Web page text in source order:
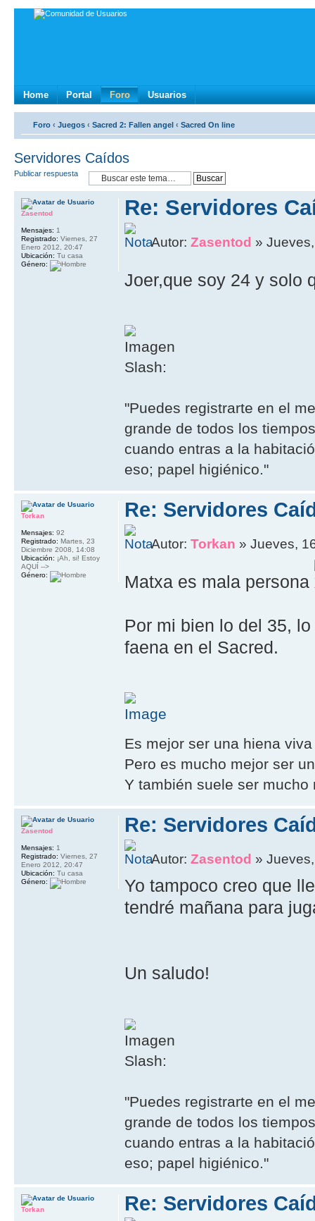
Home Portal Foro Usuarios
Foro ‹ Juegos ‹ Sacred 2: Fallen angel ‹ Sacred On line
Servidores Caídos
Publicar respuesta
Re: Servidores
Autor:Zasentod »
Joer,que soy 24 y solo
Slash:
"Puedes registrarte en el
grande de todos los
cuando entras a la
eso; papel higiénico."
Zasentod
Mensajes: 1
Registrado: Viernes, 27
Enero 2012, 20:47
Ubicación: Tu casa
Género:
Re: Servidores
Autor:Torkan » Jueves,
Matxa es mala persona
Por mi bien lo del 35,
faena en el Sacred.
Es mejor ser una hiena
Pero es mucho mejor ser
Y también suele ser mucho
Torkan
Mensajes: 92
Registrado: Martes, 23
Diciembre 2008, 14:08
Ubicación: ¡Ah, si! Estoy
AQUÍ -->
Género:
Re: Servidores
Autor:Zasentod »
Yo tampoco creo que
tendré mañana para
Un saludo!
Slash:
"Puedes registrarte en el
grande de todos los
cuando entras a la
eso; papel higiénico."
Zasentod
Mensajes: 1
Registrado: Viernes, 27
Enero 2012, 20:47
Ubicación: Tu casa
Género:
Re: Servidores
Torkan